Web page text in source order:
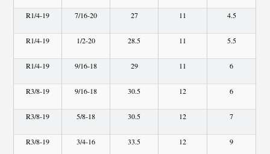
R1/4-19 7/16-20 27 11 4.5
R1/4-19 1/2-20 28.5 11 5.5
R1/4-19 9/16-18 29 11 6
R3/8-19 9/16-18 30.5 12 6
R3/8-19 5/8-18 30.5 12 7
R3/8-19 3/4-16 33.5 12 9